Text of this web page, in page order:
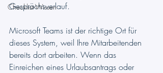
Checklist-Wissen
Gesprächsverlauf.
Microsoft Teams ist der richtige Ort für
dieses System, weil Ihre Mitarbeitenden
bereits dort arbeiten. Wenn das
Einreichen eines Urlaubsantrags oder